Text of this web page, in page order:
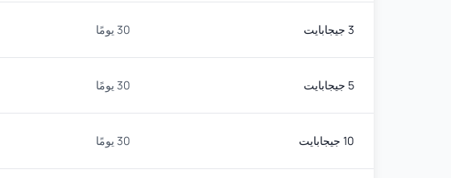
3 جيجابايت 30 يومًا
5 جيجابايت 30 يومًا
10 جيجابايت 30 يومًا